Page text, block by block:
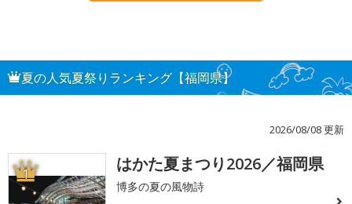
夏の人気夏祭りランキング【福岡県】
2026/08/08 更新
1 はかた夏まつり2026／福岡県
博多の夏の風物詩